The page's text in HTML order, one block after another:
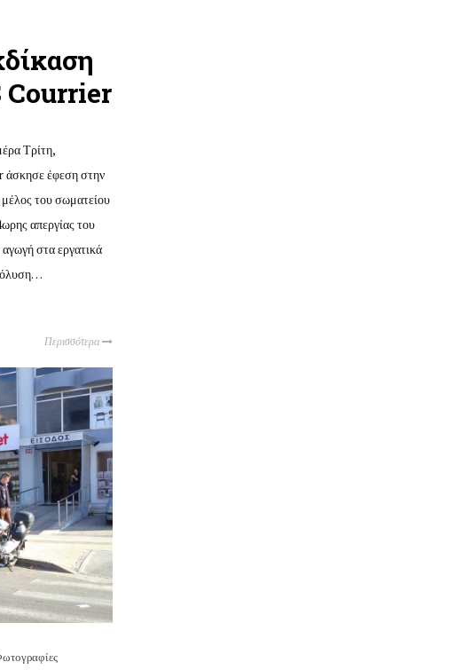
Courrier
Τρίτη,
άσκησε έφεση στην
του σωματείου
απεργίας του
στα εργατικά
Περισσότερα